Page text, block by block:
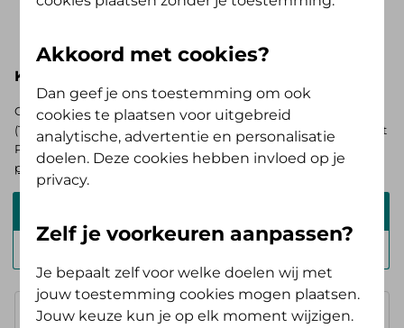
de basisverzekering Alles Verzorgd Polis,
'Plus'. Wil je weten wat jouw extra
voordeel is? Zoek je collectief nadat je
jouw pakket hebt geselecteerd.
Kies hieronder je basisverzekering
Op zoek naar de vergoedingen voor de AV (Tand) Opstap of AV
(Tand) Doorstap? Kies dan voor de basisverzekering Zelf Bewust
Polis. Ben je verzekerd bij ons? Log in enbekijk je persoonlijke
pakket .
Basisverzekering
Akkoord met cookies?
Dan geef je ons toestemming om ook
cookies te plaatsen voor uitgebreid
analytische, advertentie en personalisatie
doelen. Deze cookies hebben invloed op je
privacy.
Zelf je voorkeuren aanpassen?
Je bepaalt zelf voor welke doelen wij met
jouw toestemming cookies mogen plaatsen.
Jouw keuze kun je op elk moment wijzigen.